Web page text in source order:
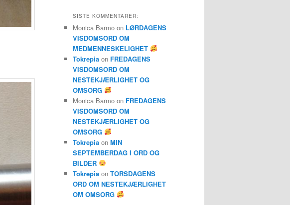
SISTE KOMMENTARER:
Monica Barmo on LØRDAGENS
VISDOMSORD OM
MEDMENNESKELIGHET
Tokrepia on FREDAGENS
VISDOMSORD OM
NESTEKJÆRLIGHET OG
OMSORG
Monica Barmo on FREDAGENS
VISDOMSORD OM
NESTEKJÆRLIGHET OG
OMSORG
Tokrepia on MIN
SEPTEMBERDAG I ORD OG
BILDER
Tokrepia on TORSDAGENS
ORD OM NESTEKJÆRLIGHET
OM OMSORG